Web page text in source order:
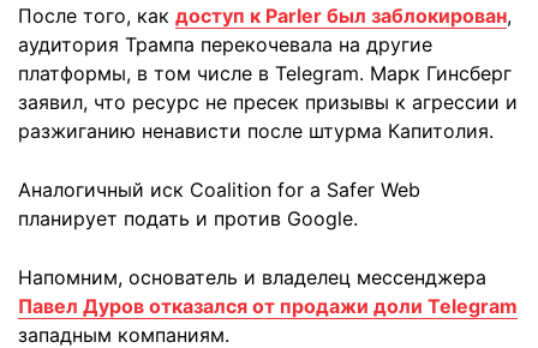
После того, как доступ к Parler был заблокирован,
аудитория Трампа перекочевала на другие
платформы, в том числе в Telegram. Марк Гинсберг
заявил, что ресурс не пресек призывы к агрессии и
разжиганию ненависти после штурма Капитолия.
Аналогичный иск Coalition for a Safer Web
планирует подать и против Google.
Напомним, основатель и владелец мессенджера
Павел Дуров отказался от продажи доли Telegram
западным компаниям.